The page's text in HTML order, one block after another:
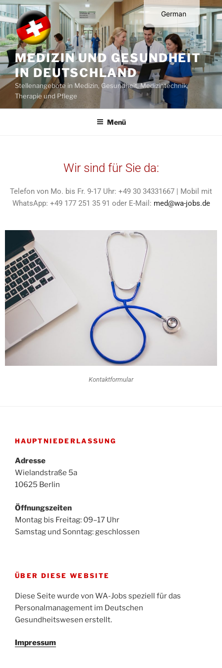
MEDIZIN UND GESUNDHEIT
IN DEUTSCHLAND
Stellenangebote in Medizin, Gesundheit, Medizintechnik,
Therapie und Pflege
Menü
Wir sind für Sie da:
Telefon von Mo. bis Fr. 9-17 Uhr: +49 30 34331667 | Mobil mit
WhatsApp: +49 177 251 35 91 oder E-Mail: med@wa-jobs.de
Kontaktformular
HAUPTNIEDERLASSUNG
Adresse
Wielandstraße 5a
10625 Berlin
Öffnungszeiten
Montag bis Freitag: 09–17 Uhr
Samstag und Sonntag: geschlossen
ÜBER DIESE WEBSITE
Diese Seite wurde von WA-Jobs speziell für das
Personalmanagement im Deutschen
Gesundheitswesen erstellt.
Impressum
German
English